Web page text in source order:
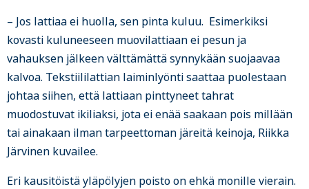
– Jos lattiaa ei huolla, sen pinta kuluu. Esimerkiksi
kovasti kuluneeseen muovilattiaan ei pesun ja
vahauksen jälkeen välttämättä synnykään suojaavaa
kalvoa. Tekstiililattian laiminlyönti saattaa puolestaan
johtaa siihen, että lattiaan pinttyneet tahrat
muodostuvat ikiliaksi, jota ei enää saakaan pois millään
tai ainakaan ilman tarpeettoman järeitä keinoja, Riikka
Järvinen kuvailee.
Eri kausitöistä yläpölyjen poisto on ehkä monille vierain.